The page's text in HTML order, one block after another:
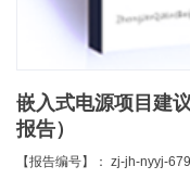
嵌入式电源项目建
报告）
【报告编号】： zj-jh-nyyj-